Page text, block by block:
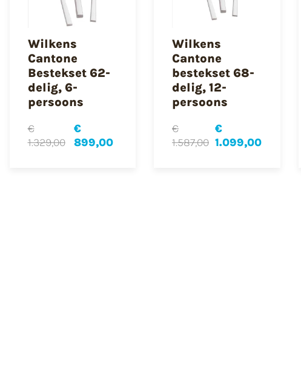
Wilkens
Cantone
Bestekset 62-
delig, 6-
persoons
€
1.329,00
€
899,00
Wilkens
Cantone
bestekset 68-
delig, 12-
persoons
€
1.587,00
€
1.099,00